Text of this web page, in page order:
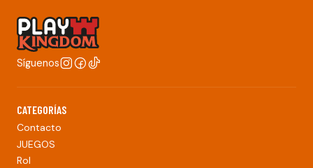
Síguenos
CATEGORÍAS
Contacto
JUEGOS
Rol